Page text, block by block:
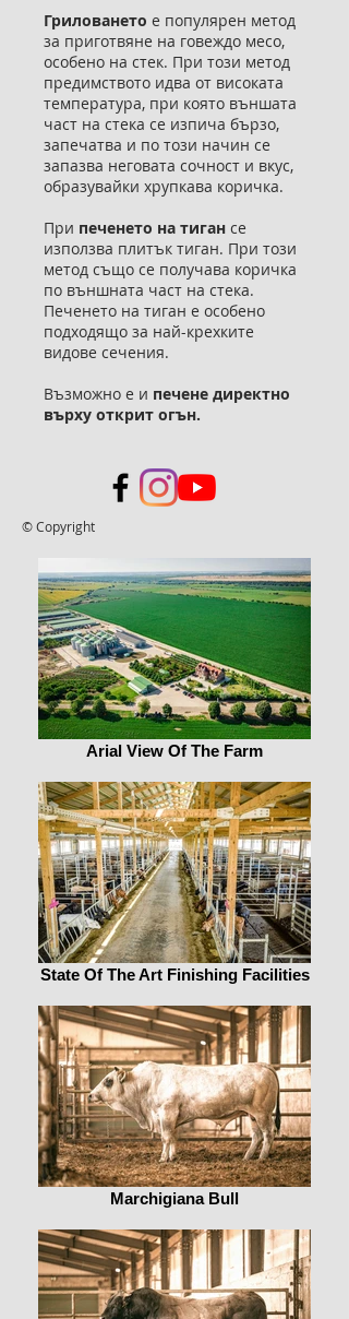
Гриловането е популярен метод
за приготвяне на говеждо месо,
особено на стек. При този метод
предимството идва от високата
температура, при която външата
част на стека се изпича бързо,
запечатва и по този начин се
запазва неговата сочност и вкус,
образувайки хрупкава коричка.
При печенето на тиган се
използва плитък тиган. При този
метод също се получава коричка
по външната част на стека.
Печенето на тиган е особено
подходящо за най-крехките
видове сечения.
Възможно е и печене директно
върху открит огън.
© Copyright
Arial View Of The Farm
State Of The Art Finishing Facilities
Marchigiana Bull